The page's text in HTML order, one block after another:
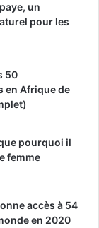
un
pour les
50
en Afrique de
pourquoi il
femme
accès à 54
en 2020